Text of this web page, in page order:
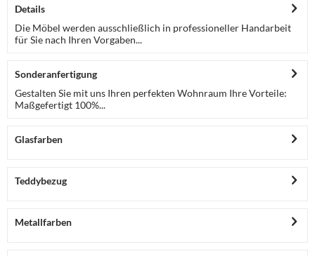
Details
Die Möbel werden ausschließlich in professioneller Handarbeit
für Sie nach Ihren Vorgaben...
Sonderanfertigung
Gestalten Sie mit uns Ihren perfekten Wohnraum Ihre Vorteile:
Maßgefertigt 100%...
Glasfarben
Teddybezug
Metallfarben